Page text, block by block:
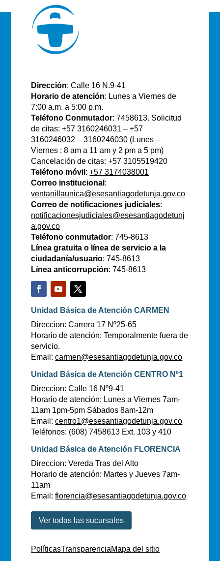
Dirección: Calle 16 N.9-41
Horario de atención: Lunes a Viernes de
7:00 a.m. a 5:00 p.m.
Teléfono Conmutador: 7458613. Solicitud
de citas: +57 3160246031 – +57
3160246032 – 3160246030 (Lunes –
Viernes : 8 am a 11 am y 2 pm a 5 pm)
Cancelación de citas: +57 3105519420
Teléfono móvil :+57 3174038001
Correo institucional :
ventanillaunica@esesantiagodetunja.gov.co
Correo de notificaciones judiciales:
notificacionesjudiciales@esesantiagodetunj
a.gov.co
Teléfono conmutador: 745-8613
Línea gratuita o línea de servicio a la
ciudadanía/usuario: 745-8613
Línea anticorrupción: 745-8613
Unidad Básica de Atención CARMEN
Direccion: Carrera 17 Nº25-65
Horario de atención: Temporalmente fuera de
servicio.
Email:carmen@esesantiagodetunja.gov.co
Unidad Básica de Atención CENTRO Nº1
Direccion: Calle 16 Nº9-41
Horario de atención: Lunes a Viernes 7am-
11am 1pm-5pm Sábados 8am-12m
Email:centro1@esesantiagodetunja.gov.co
Teléfonos: (608) 7458613 Ext. 103 y 410
Unidad Básica de Atención FLORENCIA
Direccion: Vereda Tras del Alto
Horario de atención: Martes y Jueves 7am-
11am
Email:florencia@esesantiagodetunja.gov.co
Ver todas las sucursales
PolíticasTransparenciaMapa del sitio